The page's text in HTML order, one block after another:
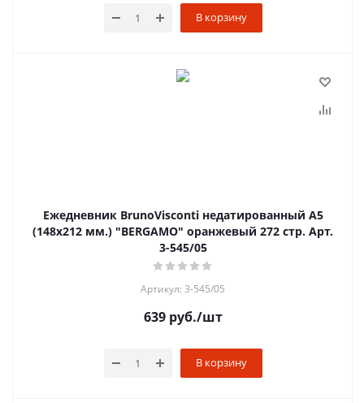
В корзину
Ежедневник BrunoVisconti недатированный А5
(148х212 мм.) "BERGAMO" оранжевый 272 стр. Арт.
3-545/05
Артикул: 3-545/05
639руб./шт
В корзину